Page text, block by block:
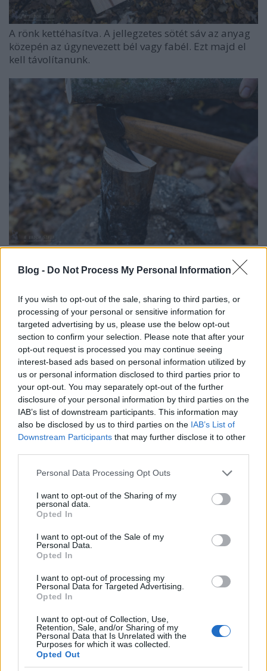
Blog - Do Not Process My Personal Information
If you wish to opt-out of the sale, sharing to third parties, or
processing of your personal or sensitive information for
targeted advertising by us, please use the below opt-out
section to confirm your selection. Please note that after your
opt-out request is processed you may continue seeing
interest-based ads based on personal information utilized by
us or personal information disclosed to third parties prior to
your opt-out. You may separately opt-out of the further
disclosure of your personal information by third parties on the
IAB’s list of downstream participants. This information may
also be disclosed by us to third parties on the IAB’s List of
Downstream Participants that may further disclose it to other
Please note that this website/app uses one or more Google
not limited to your visit or usage behaviour. You may click to
grant or deny consent to Google and its third-party tags to
use your data for below specified purposes in below Google
consent section.
Personal Data Processing Opt Outs
I want to opt-out of the Sharing of my
personal data.
Opted In
I want to opt-out of the Sale of my
Personal Data.
Opted In
I want to opt-out of processing my
Personal Data for Targeted Advertising.
Opted In
I want to opt-out of Collection, Use,
Retention, Sale, and/or Sharing of my
Personal Data that Is Unrelated with the
Purposes for which it was collected.
Opted Out
A rönk kettéhasítva. A jellegzetes sötét sáv az anyag
közepén az úgynevezett bél vagy fabél. Ezt majd el
kell távolítanunk.
hasonló módon történik.
A félbehasadt fahasáb lapos oldalával
párhuzamosan, de attól 2-3 cm-el beljebb ismét
fektessük fel a balta élét, és az előbbi módon
hasítsunk le belőle egy deszkát.
Az így kapott deszkába ha a vége felől belenézünk,
akkor látszik, hogy mennyire lett párhuzamos a két
oldala. Ha nem eléggé, azt korrigálni érdemes.
Mivel a kéreg még rajta van a deszka két szélén, ezt
távolítsuk el. Ehhez támasszuk a deszkát bal kézzel
mozdulatokkal faragjuk le a kérget – vagy
kifejezetten éles baltával néhány erős
csuklómozdulattal, ütés nélkül le is tolhatjuk.